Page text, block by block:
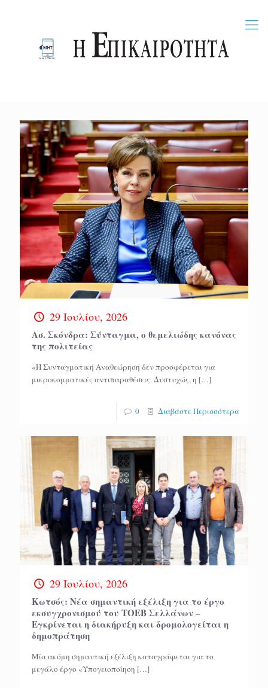
29 Ιουλίου, 2026
Ασ. Σκόνδρα: Σύνταγμα, ο θεμελιώδης κανόνας
της πολιτείας
«Η Συνταγματική Αναθεώρηση δεν προσφέρεται για
μικροκομματικές αντιπαραθέσεις. Δυστυχώς, η […]
0 Διαβάστε Περισσότερα
29 Ιουλίου, 2026
Κωτσός: Νέα σημαντική εξέλιξη για το έργο
εκσυγχρονισμού του ΤΟΕΒ Σελλάνων –
Εγκρίνεται η διακήρυξη και δρομολογείται η
δημοπράτηση
Μία ακόμη σημαντική εξέλιξη καταγράφεται για το
μεγάλο έργο «Υπογειοποίηση […]